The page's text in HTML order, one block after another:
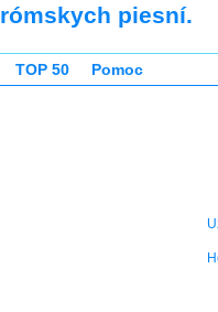
rómskych piesní.
TOP 50 Pomoc